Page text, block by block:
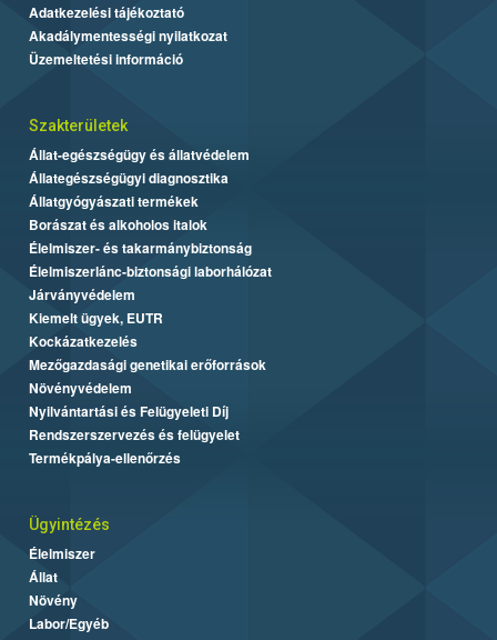
Adatkezelési tájékoztató
Akadálymentességi nyilatkozat
Üzemeltetési információ
Szakterületek
Állat-egészségügy és állatvédelem
Állategészségügyi diagnosztika
Állatgyógyászati termékek
Borászat és alkoholos italok
Élelmiszer- és takarmánybiztonság
Élelmiszerlánc-biztonsági laborhálózat
Járványvédelem
Kiemelt ügyek, EUTR
Kockázatkezelés
Mezőgazdasági genetikai erőforrások
Növényvédelem
Nyilvántartási és Felügyeleti Díj
Rendszerszervezés és felügyelet
Termékpálya-ellenőrzés
Ügyintézés
Élelmiszer
Állat
Növény
Labor/Egyéb